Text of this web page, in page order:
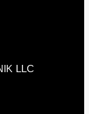
LLC